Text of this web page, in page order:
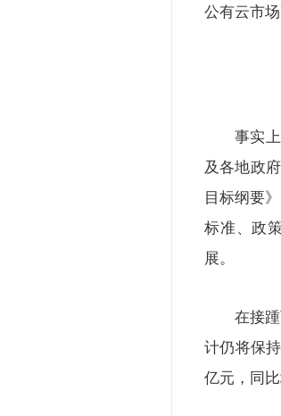
公有云市
事实
及各地政
目标纲要
标准、政
展。
在接
计仍将保
亿元，同